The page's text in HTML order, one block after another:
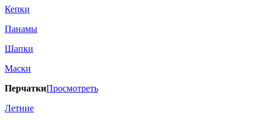
Кепки
Панамы
Шапки
Маски
ПерчаткиПросмотреть
Летние